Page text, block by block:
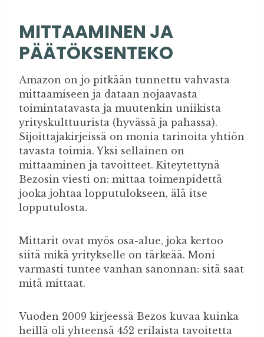
MITTAAMINEN JA
PÄÄTÖKSENTEKO
Amazon on jo pitkään tunnettu vahvasta
mittaamiseen ja dataan nojaavasta
toimintatavasta ja muutenkin uniikista
yrityskulttuurista (hyvässä ja pahassa).
Sijoittajakirjeissä on monia tarinoita yhtiön
tavasta toimia. Yksi sellainen on
mittaaminen ja tavoitteet. Kiteytettynä
Bezosin viesti on: mittaa toimenpidettä
jooka johtaa lopputulokseen, älä itse
lopputulosta.
Mittarit ovat myös osa-alue, joka kertoo
siitä mikä yritykselle on tärkeää. Moni
varmasti tuntee vanhan sanonnan: sitä saat
mitä mittaat.
Vuoden 2009 kirjeessä Bezos kuvaa kuinka
heillä oli yhteensä 452 erilaista tavoitetta